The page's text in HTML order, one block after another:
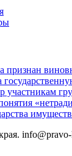
признан
участникам